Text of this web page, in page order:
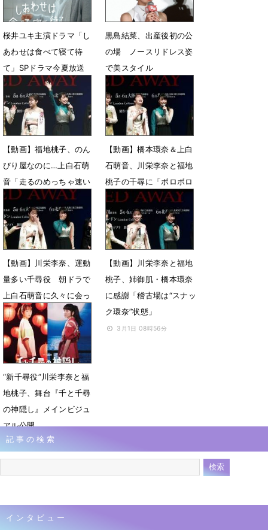
桜井ユキ主演ドラマ「し
あわせは食べて寝て待
て」SPドラマ今夏放送
2月2日 19時30分
黒島結菜、出産後初の公
の場 ノースリドレス姿
で美スタイル
8月21日 19時57分
【動画】福地桃子、のん
びり屋なのに…上白石萌
音「走るのめっちゃ速い
んですよ！」
3月1日 23時59分
【動画】橋本環奈＆上白
石萌音、川栄李奈と福地
桃子の千尋に「ボロボロ
泣いた」
3月1日 15時18分
【動画】川栄李奈、運動
量多い千尋役 朝ドラで
上白石萌音に久々に会っ
たら「げっそり」
3月1日 09時13分
【動画】川栄李奈と福地
桃子、姉御肌・橋本環奈
に感謝「稽古場は“スナッ
ク環奈”状態」
3月1日 08時56分
“新千尋役”川栄李奈と福
地桃子、舞台『千と千尋
の神隠し』メインビジュ
アル公開
2月21日 08時36分
記事の検索
インタビュー